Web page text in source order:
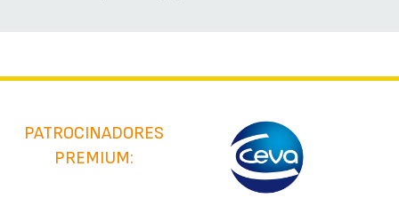
PATROCINADORES
PREMIUM: